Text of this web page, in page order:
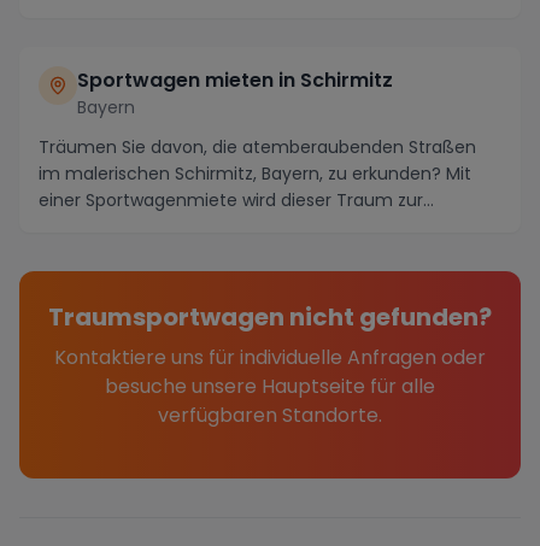
Sportwagen mieten in Schirmitz
Bayern
Träumen Sie davon, die atemberaubenden Straßen
im malerischen Schirmitz, Bayern, zu erkunden? Mit
einer Sportwagenmiete wird dieser Traum zur
Traumsportwagen nicht gefunden?
Kontaktiere uns für individuelle Anfragen oder
besuche unsere Hauptseite für alle
verfügbaren Standorte.